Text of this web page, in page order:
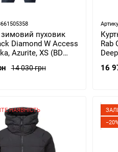
пуховик
Diamond W Access
Azurite, XS (BD
14 030 грн
Rab
16
НАЯВНІСТЬ